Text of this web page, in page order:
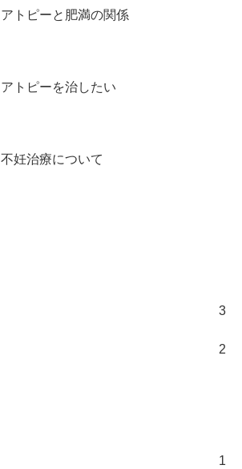
アトピーと肥満の関係
アトピーを治したい
不妊治療について
3
2
1